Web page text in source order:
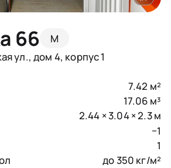
66
M
ул., дом 4, корпус 1
7.42 м²
17.06 м³
2.44 × 3.04 × 2.3 м
−1
1
до 350 кг/м²